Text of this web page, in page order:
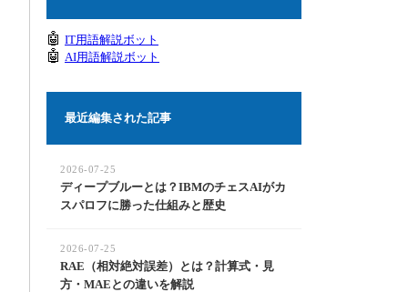
🤖 IT用語解説ボット
🤖 AI用語解説ボット
最近編集された記事
ディープブルーとは？IBMのチェスAIがカ
スパロフに勝った仕組みと歴史
2026-07-25
RAE（相対絶対誤差）とは？計算式・見
方・MAEとの違いを解説
2026-07-25